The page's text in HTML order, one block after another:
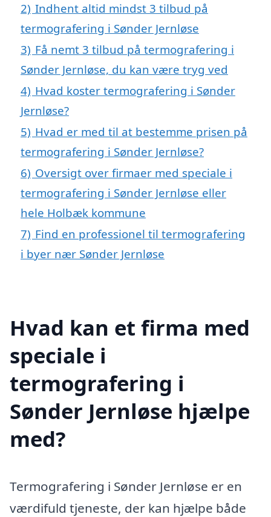
2) Indhent altid mindst 3 tilbud på
termografering i Sønder Jernløse
3) Få nemt 3 tilbud på termografering i
Sønder Jernløse, du kan være tryg ved
4) Hvad koster termografering i Sønder
Jernløse?
5) Hvad er med til at bestemme prisen på
termografering i Sønder Jernløse?
6) Oversigt over firmaer med speciale i
termografering i Sønder Jernløse eller
hele Holbæk kommune
7) Find en professionel til termografering
i byer nær Sønder Jernløse
Hvad kan et firma med
speciale i
termografering i
Sønder Jernløse hjælpe
med?
Termografering i Sønder Jernløse er en
værdifuld tjeneste, der kan hjælpe både